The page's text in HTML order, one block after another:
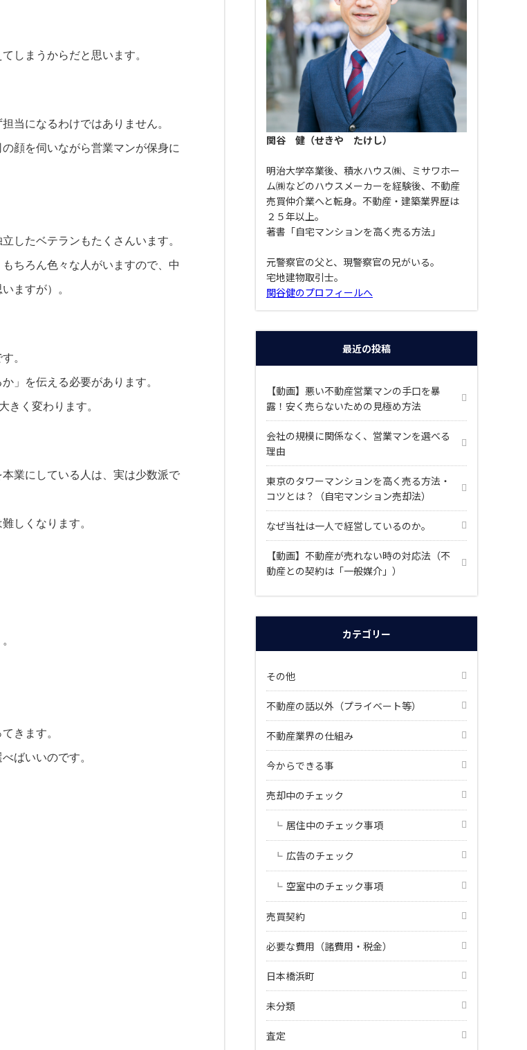
しまうからだと思います。
当になるわけではありません。
顔を伺いながら営業マンが保身に
したベテランもたくさんいます。
ちろん色々な人がいますので、中
ますが）。
。
」を伝える必要があります。
きく変わります。
業にしている人は、実は少数派で
しくなります。
きます。
ばいいのです。
関谷 健（せきや たけし）
明治大学卒業後、積水ハウス㈱、ミサワホー
ム㈱などのハウスメーカーを経験後、不動産
売買仲介業へと転身。不動産・建築業界歴は
２５年以上。
著書「自宅マンションを高く売る方法」
元警察官の父と、現警察官の兄がいる。
宅地建物取引士。
関谷健のプロフィールへ
最近の投稿
【動画】悪い不動産営業マンの手口を暴
露！安く売らないための見極め方法
会社の規模に関係なく、営業マンを選べる
理由
東京のタワーマンションを高く売る方法・
コツとは？（自宅マンション売却法）
なぜ当社は一人で経営しているのか。
【動画】不動産が売れない時の対応法（不
動産との契約は「一般媒介」）
カテゴリー
その他
不動産の話以外（プライベート等）
不動産業界の仕組み
今からできる事
売却中のチェック
居住中のチェック事項
広告のチェック
空室中のチェック事項
売買契約
必要な費用（諸費用・税金）
日本橋浜町
未分類
査定